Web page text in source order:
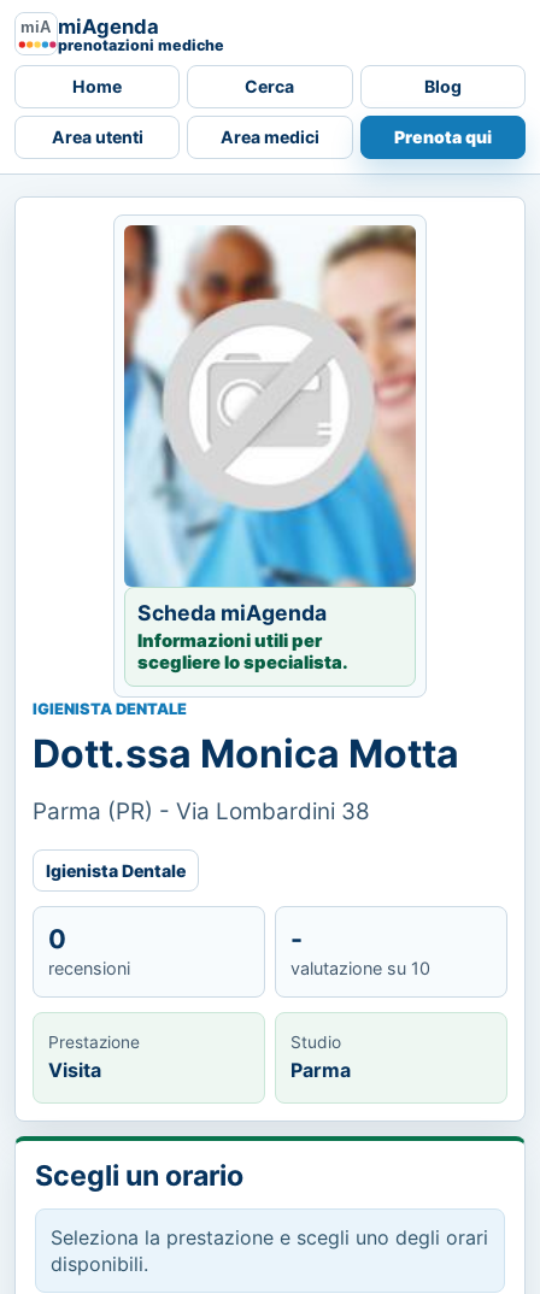
miAgenda
prenotazioni mediche
Home Cerca Blog
Area utenti Area medici Prenota qui
Scheda miAgenda
Informazioni utili per
scegliere lo specialista.
IGIENISTA DENTALE
Dott.ssa Monica Motta
Parma (PR) - Via Lombardini 38
Igienista Dentale
0
recensioni
-
valutazione su 10
Prestazione
Visita
Studio
Parma
Scegli un orario
Seleziona la prestazione e scegli uno degli orari
disponibili.